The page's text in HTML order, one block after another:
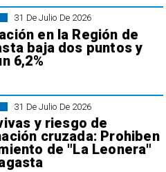
31 De Julio De 2026
en la Región de
baja dos puntos y
6,2%
31 De Julio De 2026
y riesgo de
cruzada: Prohiben
de "La Leonera"